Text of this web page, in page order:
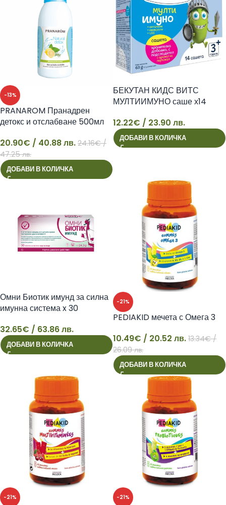
-13%
20
PRANAROM Пранадрен
детокс и отслабване 500мл
20.90€ / 40.88 лв. 24.16€/
47.25 лв.
ДОБАВИ В КОЛИЧКА
12
БЕКУТАН КИДС ВИТС
МУЛТИИМУНО саше х14
12.22€ / 23.90 лв.
ДОБАВИ В КОЛИЧКА
32
Омни Биотик имунд за силна
имунна система x 30
32.65€ / 63.86 лв.
ДОБАВИ В КОЛИЧКА
-21%
10
PEDIAKID мечета с Омега 3
10.49€ / 20.52 лв. 13.34€/
26.09 лв.
ДОБАВИ В КОЛИЧКА
-21% -21%